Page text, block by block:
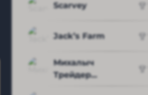
Scarvey
Jack’s Farm
Михалыч
Трейдер...